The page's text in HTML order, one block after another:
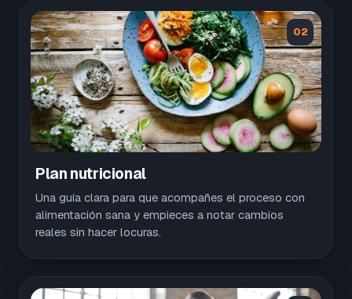
02
Plan nutricional
Una guía clara para que acompañes el proceso con
alimentación sana y empieces a notar cambios
reales sin hacer locuras.